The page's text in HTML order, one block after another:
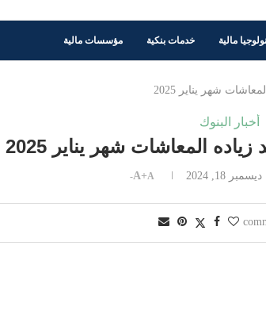
مالية خدمات بنكية مؤسسات مالية
شهر يناير 2025
أخبار البنوك
المعاشات شهر يناير 2025
ديسمبر 18, 2024 A+A-